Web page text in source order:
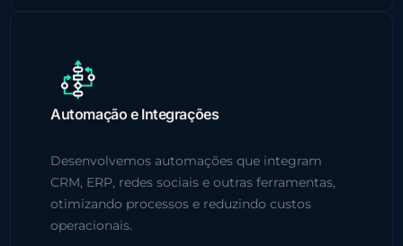
Automação e Integrações
Desenvolvemos automações que integram
CRM, ERP, redes sociais e outras ferramentas,
otimizando processos e reduzindo custos
operacionais.